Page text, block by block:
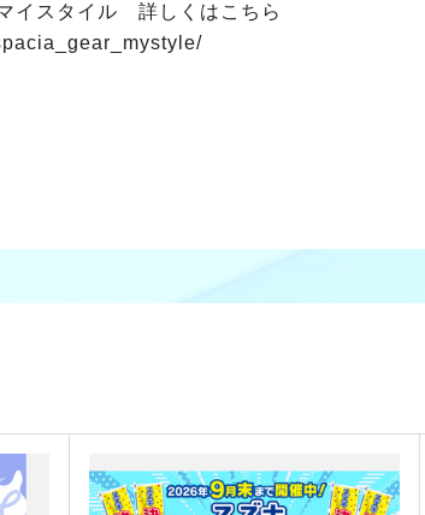
イスタイル 詳しくはこちら